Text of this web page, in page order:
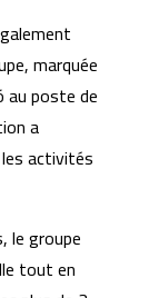
marquée
au poste de
a
activités
le groupe
tout en